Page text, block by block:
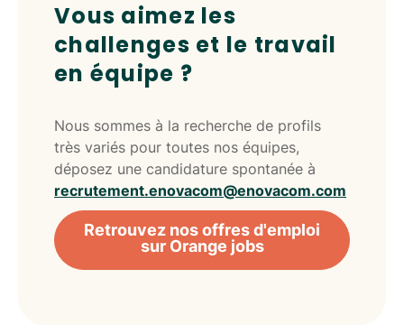
Vous aimez les
challenges et le travail
en équipe ?
Nous sommes à la recherche de profils
très variés pour toutes nos équipes,
déposez une candidature spontanée à
recrutement.enovacom@enovacom.com
Retrouvez nos offres d'emploi
sur Orange jobs